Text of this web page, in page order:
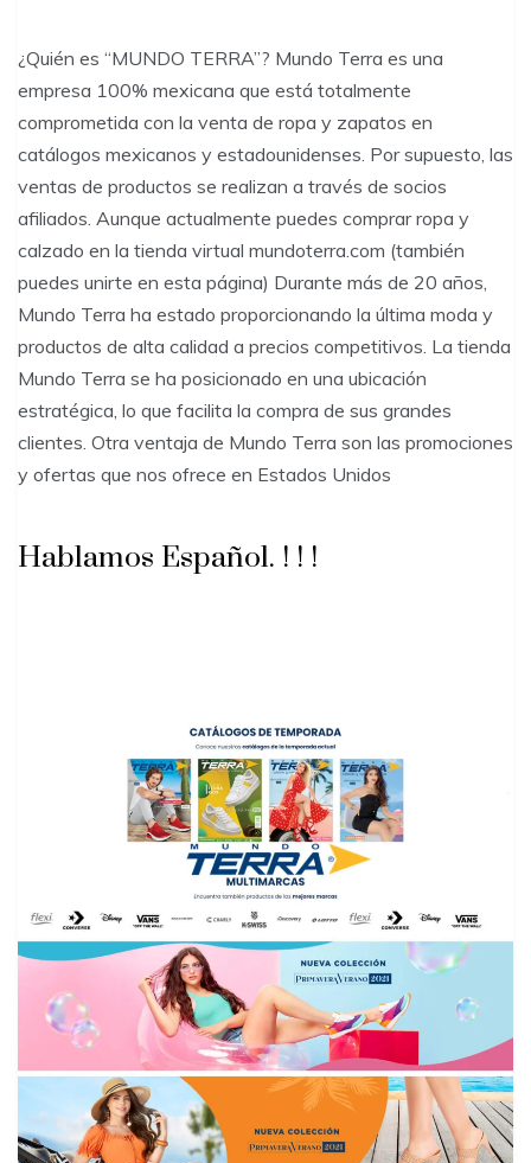
¿Quién es “MUNDO TERRA”? Mundo Terra es una
empresa 100% mexicana que está totalmente
comprometida con la venta de ropa y zapatos en
catálogos mexicanos y estadounidenses. Por supuesto, las
ventas de productos se realizan a través de socios
afiliados. Aunque actualmente puedes comprar ropa y
calzado en la tienda virtual mundoterra.com (también
puedes unirte en esta página) Durante más de 20 años,
Mundo Terra ha estado proporcionando la última moda y
productos de alta calidad a precios competitivos. La tienda
Mundo Terra se ha posicionado en una ubicación
estratégica, lo que facilita la compra de sus grandes
clientes. Otra ventaja de Mundo Terra son las promociones
y ofertas que nos ofrece en Estados Unidos
Hablamos Español. ! ! !